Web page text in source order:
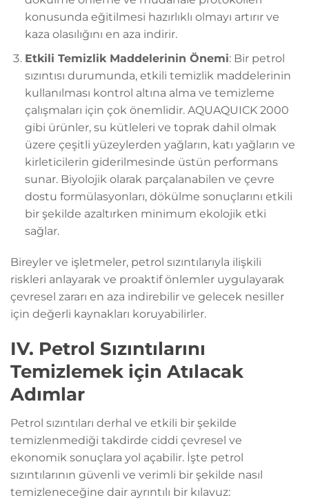
konusunda eğitilmesi hazırlıklı olmayı artırır ve
kaza olasılığını en aza indirir.
Etkili Temizlik Maddelerinin Önemi: Bir petrol
sızıntısı durumunda, etkili temizlik maddelerinin
kullanılması kontrol altına alma ve temizleme
çalışmaları için çok önemlidir. AQUAQUICK 2000
gibi ürünler, su kütleleri ve toprak dahil olmak
üzere çeşitli yüzeylerden yağların, katı yağların ve
kirleticilerin giderilmesinde üstün performans
sunar. Biyolojik olarak parçalanabilen ve çevre
dostu formülasyonları, dökülme sonuçlarını etkili
bir şekilde azaltırken minimum ekolojik etki
sağlar.
Bireyler ve işletmeler, petrol sızıntılarıyla ilişkili
riskleri anlayarak ve proaktif önlemler uygulayarak
çevresel zararı en aza indirebilir ve gelecek nesiller
için değerli kaynakları koruyabilirler.
IV. Petrol Sızıntılarını
Temizlemek için Atılacak
Adımlar
Petrol sızıntıları derhal ve etkili bir şekilde
temizlenmediği takdirde ciddi çevresel ve
ekonomik sonuçlara yol açabilir. İşte petrol
sızıntılarının güvenli ve verimli bir şekilde nasıl
temizleneceğine dair ayrıntılı bir kılavuz: